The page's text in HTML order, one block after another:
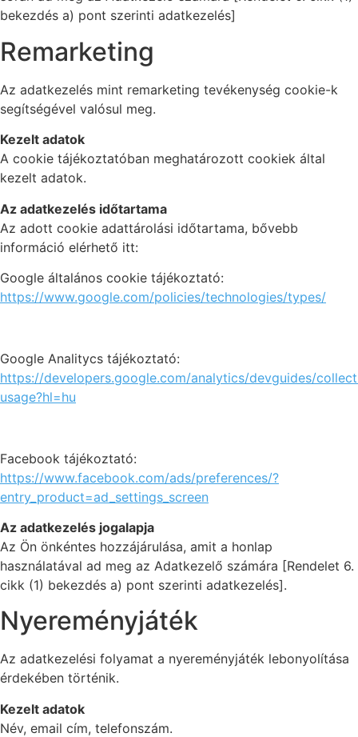
bekezdés a) pont szerinti adatkezelés]
Remarketing
Az adatkezelés mint remarketing tevékenység cookie-k
segítségével valósul meg.
Kezelt adatok
A cookie tájékoztatóban meghatározott cookiek által
kezelt adatok.
Az adatkezelés időtartama
Az adott cookie adattárolási időtartama, bővebb
információ elérhető itt:
Google általános cookie tájékoztató:
https://www.google.com/policies/technologies/types/
Google Analitycs tájékoztató:
https://developers.google.com/analytics/devguides/
usage?hl=hu
Facebook tájékoztató:
https://www.facebook.com/ads/preferences/?
entry_product=ad_settings_screen
Az adatkezelés jogalapja
Az Ön önkéntes hozzájárulása, amit a honlap
használatával ad meg az Adatkezelő számára [Rendelet 6.
cikk (1) bekezdés a) pont szerinti adatkezelés].
Nyereményjáték
Az adatkezelési folyamat a nyereményjáték lebonyolítása
érdekében történik.
Kezelt adatok
Név, email cím, telefonszám.